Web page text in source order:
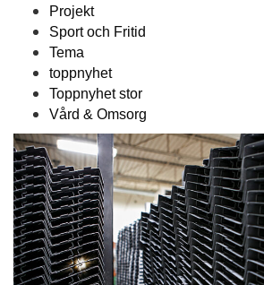
Projekt
Sport och Fritid
Tema
toppnyhet
Toppnyhet stor
Vård & Omsorg